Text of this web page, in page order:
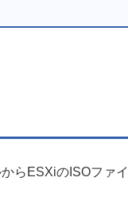
らESXiのISOファ